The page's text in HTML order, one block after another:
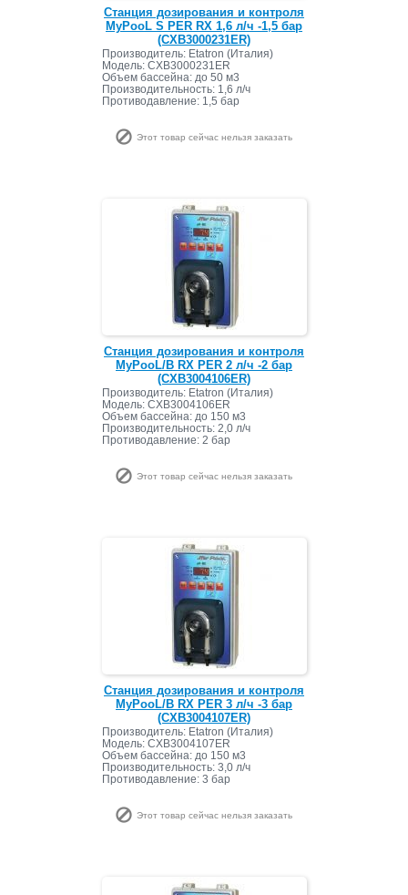
Станция дозирования и контроля
MyPooL S PER RX 1,6 л/ч -1,5 бар
(CXB3000231ER)
Производитель: Etatron (Италия)
Модель: CXB3000231ER
Объем бассейна: до 50 м3
Производительность: 1,6 л/ч
Противодавление: 1,5 бар
Этот товар сейчас нельзя заказать
Станция дозирования и контроля
MyPooL/B RX PER 2 л/ч -2 бар
(CXB3004106ER)
Производитель: Etatron (Италия)
Модель: CXB3004106ER
Объем бассейна: до 150 м3
Производительность: 2,0 л/ч
Противодавление: 2 бар
Этот товар сейчас нельзя заказать
Станция дозирования и контроля
MyPooL/B RX PER 3 л/ч -3 бар
(CXB3004107ER)
Производитель: Etatron (Италия)
Модель: CXB3004107ER
Объем бассейна: до 150 м3
Производительность: 3,0 л/ч
Противодавление: 3 бар
Этот товар сейчас нельзя заказать